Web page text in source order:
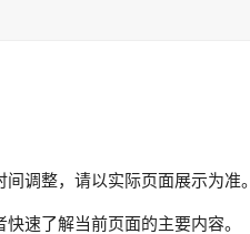
调整，请以实际页面展示为准。
速了解当前页面的主要内容。